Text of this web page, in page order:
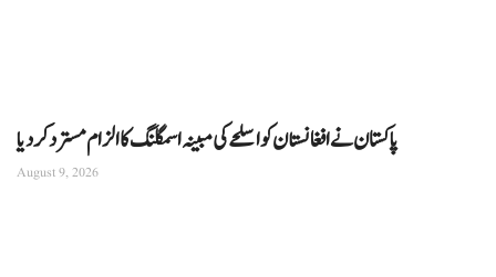
پاکستان نے افغانستان کو اسلحے کی مبینہ اسمگلنگ کا الزام مسترد کردیا
August 9, 2026